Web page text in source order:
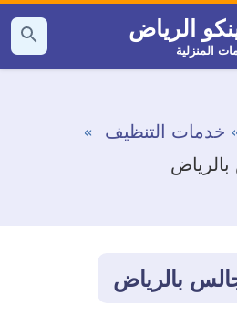
الرياض
المنزلية
بحث
عن
خدمات التنظيف
بالرياض